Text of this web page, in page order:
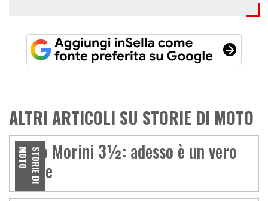
ALTRI ARTICOLI SU STORIE DI MOTO
S
T
O
R
I
E
D
I
M
O
T
O
Moto Morini 3½: adesso è un vero
affare